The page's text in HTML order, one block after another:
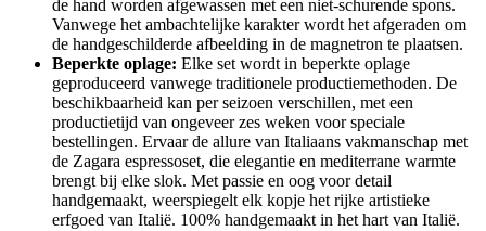
de hand worden afgewassen met een niet-schurende spons.
Vanwege het ambachtelijke karakter wordt het afgeraden om
de handgeschilderde afbeelding in de magnetron te plaatsen.
Beperkte oplage: Elke set wordt in beperkte oplage
geproduceerd vanwege traditionele productiemethoden. De
beschikbaarheid kan per seizoen verschillen, met een
productietijd van ongeveer zes weken voor speciale
bestellingen. Ervaar de allure van Italiaans vakmanschap met
de Zagara espressoset, die elegantie en mediterrane warmte
brengt bij elke slok. Met passie en oog voor detail
handgemaakt, weerspiegelt elk kopje het rijke artistieke
erfgoed van Italië. 100% handgemaakt in het hart van Italië.